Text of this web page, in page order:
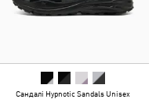
Сандалі Hypnotic Sandals Unisex